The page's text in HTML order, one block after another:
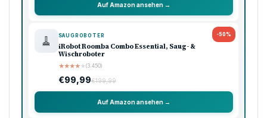
Auf Amazon ansehen →
-50%
🧹 SAUGROBOTER
iRobot Roomba Combo Essential, Saug- &
Wischroboter
★★★★★(3.450)
€99,99€199,99
Auf Amazon ansehen →